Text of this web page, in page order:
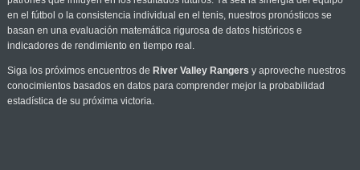
en el fútbol o la consistencia individual en el tenis, nuestros pronósticos se
basan en una evaluación matemática rigurosa de datos históricos e
indicadores de rendimiento en tiempo real.
Siga los próximos encuentros de River Valley Rangers y aproveche nuestros
conocimientos basados en datos para comprender mejor la probabilidad
estadística de su próxima victoria.